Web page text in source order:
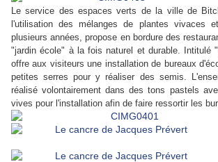
Le service des espaces verts de la ville de
l'utilisation des mélanges de plantes vivaces
plusieurs années, propose en bordure des
"jardin école" à la fois naturel et durable. Intitulé
offre aux visiteurs une installation de bureaux
petites serres pour y réaliser des semis.
réalisé volontairement dans des tons pastels
vives pour l'installation afin de faire ressortir les